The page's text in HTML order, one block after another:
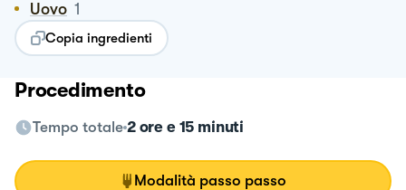
Uovo 1
Copia ingredienti
Procedimento
Tempo totale 2 ore e 15 minuti
Modalità passo passo